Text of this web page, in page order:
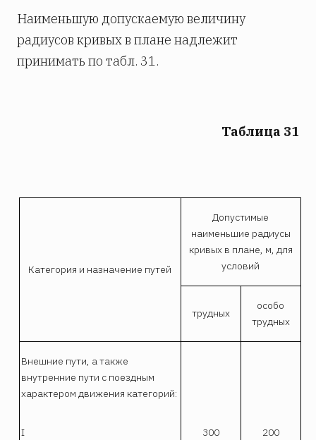
Наименьшую допускаемую величину
радиусов кривых в плане надлежит
принимать по табл. 31.
Таблица 31
Категория и назначение путей
Допустимые
наименьшие радиусы
кривых в плане, м, для
условий
трудных
особо
трудных
Внешние пути, а также
внутренние пути с поездным
характером движения категорий:
I 300 200